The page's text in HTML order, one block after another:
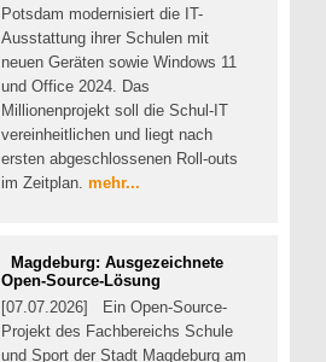
Potsdam modernisiert die IT-
Ausstattung ihrer Schulen mit
neuen Geräten sowie Windows 11
und Office 2024. Das
Millionenprojekt soll die Schul-IT
vereinheitlichen und liegt nach
ersten abgeschlossenen Roll-outs
im Zeitplan. mehr...
Magdeburg: Ausgezeichnete
Open-Source-Lösung
[07.07.2026] Ein Open-Source-
Projekt des Fachbereichs Schule
und Sport der Stadt Magdeburg am